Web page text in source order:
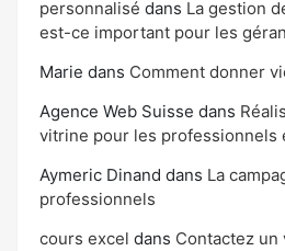
personnalisé dans La gestion
est-ce important pour les
Marie dans Comment donner
Agence Web Suisse dans
vitrine pour les professionnels
Aymeric Dinand dans La
professionnels
cours excel dans Contactez un